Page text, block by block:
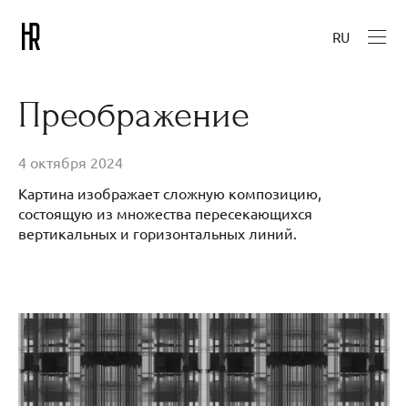
RU
Преображение
4 октября 2024
Картина изображает сложную композицию,
состоящую из множества пересекающихся
вертикальных и горизонтальных линий.